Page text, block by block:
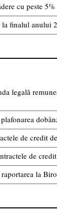
cu peste
finalul anului
legală
de credit
de
la